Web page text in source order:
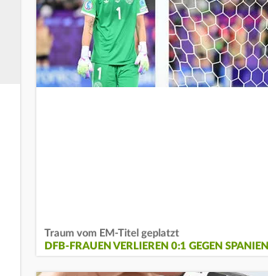
Traum vom EM-Titel geplatzt
DFB-FRAUEN VERLIEREN 0:1 GEGEN SPANIEN